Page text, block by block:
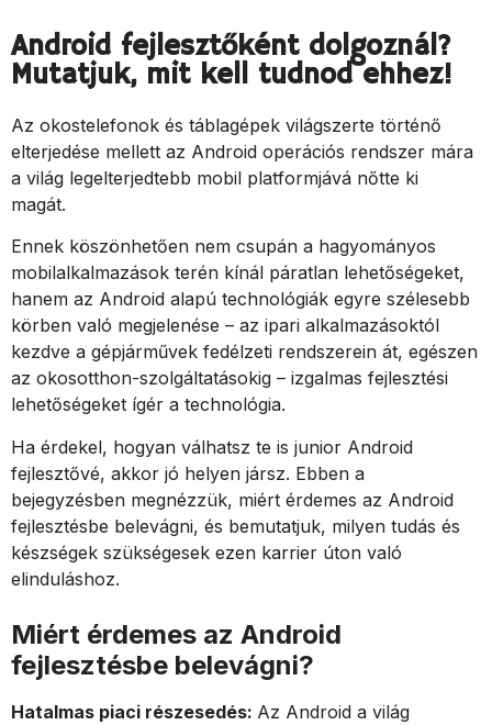
Android fejlesztőként dolgoznál?
Mutatjuk, mit kell tudnod ehhez!
Az okostelefonok és táblagépek világszerte történő
elterjedése mellett az Android operációs rendszer mára
a világ legelterjedtebb mobil platformjává nőtte ki
magát.
Ennek köszönhetően nem csupán a hagyományos
mobilalkalmazások terén kínál páratlan lehetőségeket,
hanem az Android alapú technológiák egyre szélesebb
körben való megjelenése – az ipari alkalmazásoktól
kezdve a gépjárművek fedélzeti rendszerein át, egészen
az okosotthon-szolgáltatásokig – izgalmas fejlesztési
lehetőségeket ígér a technológia.
Ha érdekel, hogyan válhatsz te is junior Android
fejlesztővé, akkor jó helyen jársz. Ebben a
bejegyzésben megnézzük, miért érdemes az Android
fejlesztésbe belevágni, és bemutatjuk, milyen tudás és
készségek szükségesek ezen karrier úton való
elinduláshoz.
Miért érdemes az Android
fejlesztésbe belevágni?
Hatalmas piaci részesedés: Az Android a világ